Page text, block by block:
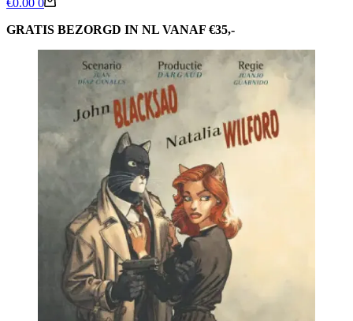
€0.00 0
GRATIS BEZORGD IN NL VANAF €35,-